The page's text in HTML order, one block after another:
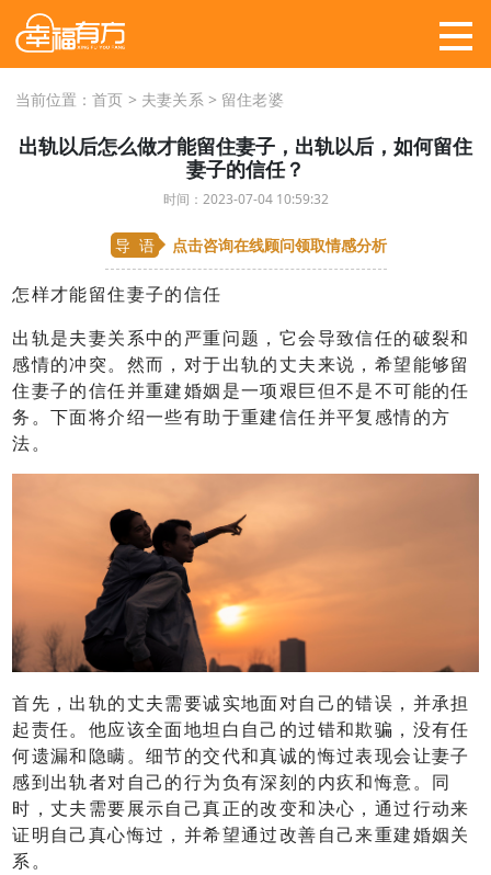
当前位置： 首页 > 夫妻关系 > 留住老婆
出轨以后怎么做才能留住妻子，出轨以后，如何留住
妻子的信任？
时间：2023-07-04 10:59:32
导 语 点击咨询在线顾问领取情感分析
怎样才能留住妻子的信任
出轨是夫妻关系中的严重问题，它会导致信任的破裂和
感情的冲突。然而，对于出轨的丈夫来说，希望能够留
住妻子的信任并重建婚姻是一项艰巨但不是不可能的任
务。下面将介绍一些有助于重建信任并平复感情的方
法。
首先，出轨的丈夫需要诚实地面对自己的错误，并承担
起责任。他应该全面地坦白自己的过错和欺骗，没有任
何遗漏和隐瞒。细节的交代和真诚的悔过表现会让妻子
感到出轨者对自己的行为负有深刻的内疚和悔意。同
时，丈夫需要展示自己真正的改变和决心，通过行动来
证明自己真心悔过，并希望通过改善自己来重建婚姻关
系。